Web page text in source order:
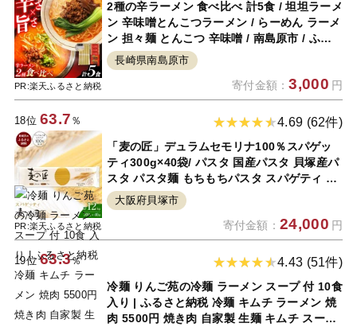
PR:楽天ふるさと納税
2種の辛ラーメン 食べ比べ 計5食 / 坦坦ラーメ
ン 辛味噌とんこつラーメン / らーめん ラーメ
ン 担々麺 とんこつ 辛味噌 / 南島原市 / ふる
せ [SAQ001]
長崎県南島原市
寄付金額：3,000 円
18位63.7 ％
PR:楽天ふるさと納税
4.69 (62件)
「麦の匠」デュラムセモリナ100％スパゲッ
ティ300g×40袋/ パスタ 国産パスタ 貝塚産パ
スタ パスタ麺 もちもちパスタ スパゲティ 国
産スパゲッティ 貝塚産スパゲティ スパゲッテ
ィ 大阪府貝塚市スパゲティ
大阪府貝塚市
寄付金額：24,000 円
19位63.3％ 4.43 (51件)
冷麺 りんご苑の冷麺 ラーメン スープ 付 10食
入り | ふるさと納税 冷麺 キムチ ラーメン 焼
肉 5500円 焼き肉 自家製 生麺 キムチ スープ